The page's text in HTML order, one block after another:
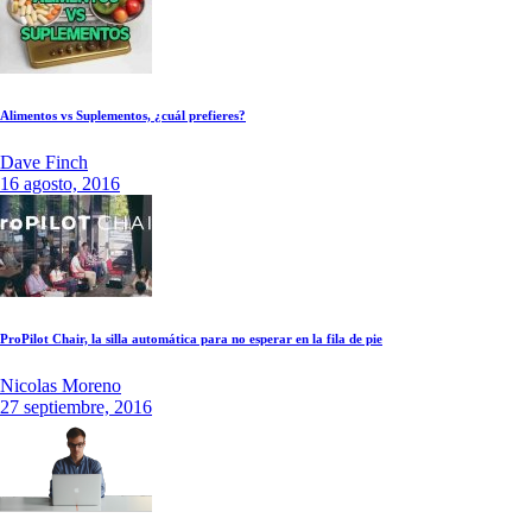
Alimentos vs Suplementos, ¿cuál prefieres?
Dave Finch
16 agosto, 2016
ProPilot Chair, la silla automática para no esperar en la fila de pie
Nicolas Moreno
27 septiembre, 2016